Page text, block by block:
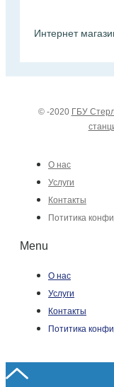
Интернет
© -2020 ГБУ
О нас
Услуги
Контакты
Потитика
Menu
О нас
Услуги
Контакты
Потитика